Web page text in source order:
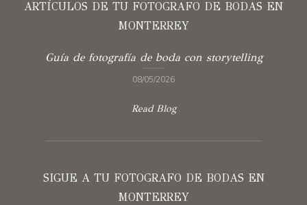
ARTÍCULOS DE TU FOTOGRAFO DE BODAS EN
MONTERREY
Guía de fotografía de boda con storytelling
08/05/2026
Read Blog
SIGUE A TU FOTOGRAFO DE BODAS EN
MONTERREY